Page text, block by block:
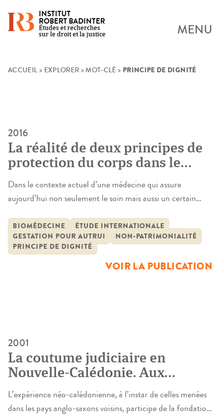
Skip
INSTITUT
ROBERT BADINTER
Études et recherches
sur le droit et la justice
MENU
ACCUEIL > EXPLORER >MOT-CLÉ > PRINCIPE DE DIGNITÉ
2016
La réalité de deux principes de
protection du corps dans le
cadre de la biomédecine: la
dignité et la non-patrimonialité.
Étude internationale et
pluridisciplinaire
Dans le contexte actuel d’une médecine qui assure
aujourd’hui non seulement le soin mais aussi un certain
recourir à la disposition du corps d’autrui ou de ses
éléments pour assurer ses finalités (recherche biomédicale,
gestation pour autrui mais aussi prélèvements divers sur le
BIOMÉDECINE
ÉTUDE INTERNATIONALE
GESTATION POUR AUTRUI
NON-PATRIMONIALITÉ
PRINCIPE DE DIGNITÉ
VOIR LA PUBLICATION
2001
La coutume judiciaire en
Nouvelle-Calédonie. Aux
sources d’un droit commun
coutumier
L’expérience néo-calédonienne, à l’instar de celles menées
dans les pays anglo-saxons voisins, participe de la fondation